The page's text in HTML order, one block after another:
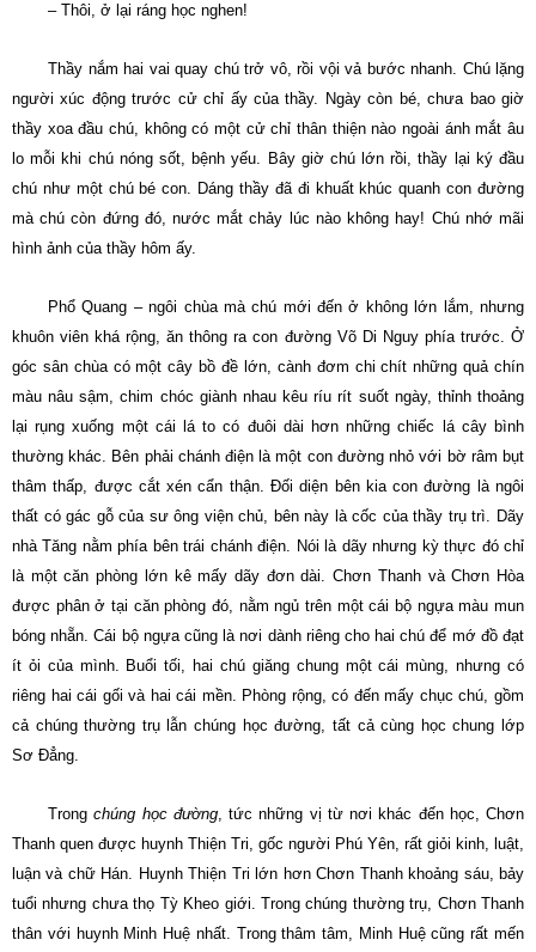
– Thôi, ở lại ráng học nghen!
Thầy nắm hai vai quay chú trở vô, rồi vội vả bước nhanh. Chú lặng
người xúc động trước cử chỉ ấy của thầy. Ngày còn bé, chưa bao giờ
thầy xoa đầu chú, không có một cử chỉ thân thiện nào ngoài ánh mắt âu
lo mỗi khi chú nóng sốt, bệnh yếu. Bây giờ chú lớn rồi, thầy lại ký đầu
chú như một chú bé con. Dáng thầy đã đi khuất khúc quanh con đường
mà chú còn đứng đó, nước mắt chảy lúc nào không hay! Chú nhớ mãi
hình ảnh của thầy hôm ấy.
Phổ Quang – ngôi chùa mà chú mới đến ở không lớn lắm, nhưng
khuôn viên khá rộng, ăn thông ra con đường Võ Di Nguy phía trước. Ở
góc sân chùa có một cây bồ đề lớn, cành đơm chi chít những quả chín
màu nâu sậm, chim chóc giành nhau kêu ríu rít suốt ngày, thỉnh thoảng
lại rụng xuống một cái lá to có đuôi dài hơn những chiếc lá cây bình
thường khác. Bên phải chánh điện là một con đường nhỏ với bờ râm bụt
thâm thấp, được cắt xén cẩn thận. Ðối diện bên kia con đường là ngôi
thất có gác gỗ của sư ông viện chủ, bên này là cốc của thầy trụ trì. Dãy
nhà Tăng nằm phía bên trái chánh điện. Nói là dãy nhưng kỳ thực đó chỉ
là một căn phòng lớn kê mấy dãy đơn dài. Chơn Thanh và Chơn Hòa
được phân ở tại căn phòng đó, nằm ngủ trên một cái bộ ngựa màu mun
bóng nhẵn. Cái bộ ngựa cũng là nơi dành riêng cho hai chú để mớ đồ đạt
ít ỏi của mình. Buổi tối, hai chú giăng chung một cái mùng, nhưng có
riêng hai cái gối và hai cái mền. Phòng rộng, có đến mấy chục chú, gồm
cả chúng thường trụ lẫn chúng học đường, tất cả cùng học chung lớp
Sơ Ðẳng.
Trongchúng học đường, tức những vị từ nơi khác đến học, Chơn
Thanh quen được huynh Thiện Tri, gốc người Phú Yên, rất giỏi kinh, luật,
luận và chữ Hán. Huynh Thiện Tri lớn hơn Chơn Thanh khoảng sáu, bảy
tuổi nhưng chưa thọ Tỳ Kheo giới. Trong chúng thường trụ, Chơn Thanh
thân với huynh Minh Huệ nhất. Trong thâm tâm, Minh Huệ cũng rất mến